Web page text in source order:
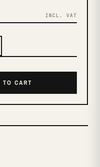
INCL. VAT
TO CART